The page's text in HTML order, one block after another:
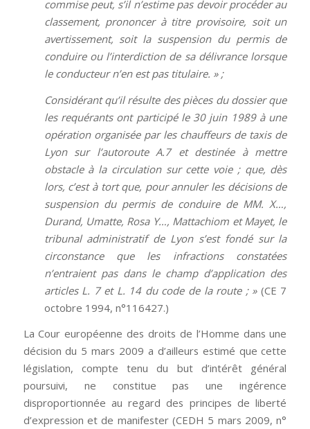
commise peut, s’il n’estime pas devoir procéder au
classement, prononcer à titre provisoire, soit un
avertissement, soit la suspension du permis de
conduire ou l’interdiction de sa délivrance lorsque
le conducteur n’en est pas titulaire. » ;
Considérant qu’il résulte des pièces du dossier que
les requérants ont participé le 30 juin 1989 à une
opération organisée par les chauffeurs de taxis de
Lyon sur l’autoroute A.7 et destinée à mettre
obstacle à la circulation sur cette voie ; que, dès
lors, c’est à tort que, pour annuler les décisions de
suspension du permis de conduire de MM. X…,
Durand, Umatte, Rosa Y…, Mattachiom et Mayet, le
tribunal administratif de Lyon s’est fondé sur la
circonstance que les infractions constatées
n’entraient pas dans le champ d’application des
articles L. 7 et L. 14 du code de la route ; » (CE 7
octobre 1994, n°116427.)
La Cour européenne des droits de l’Homme dans une
décision du 5 mars 2009 a d’ailleurs estimé que cette
législation, compte tenu du but d’intérêt général
poursuivi, ne constitue pas une ingérence
disproportionnée au regard des principes de liberté
d’expression et de manifester (CEDH 5 mars 2009, n°